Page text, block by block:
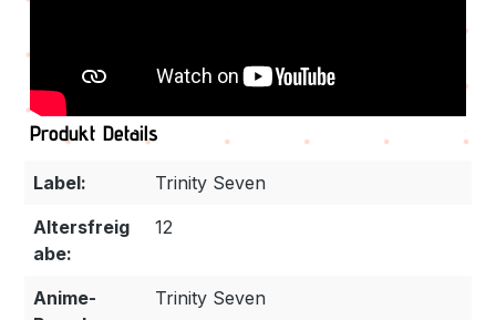
Produkt Details
Label:
Trinity Seven
Altersfreig
abe:
12
Anime-
Trinity Seven